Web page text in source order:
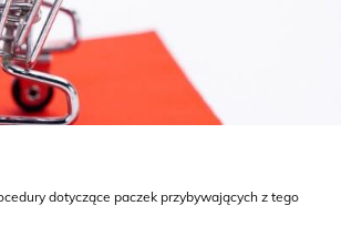
dotyczące paczek przybywających z tego